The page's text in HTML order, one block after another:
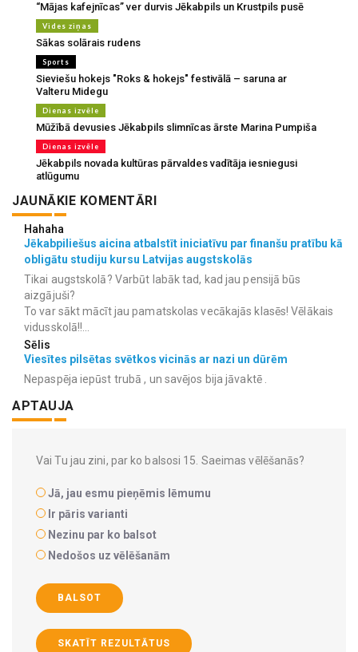
“Mājas kafejnīcas” ver durvis Jēkabpils un Krustpils pusē
Vides ziņas
Sākas solārais rudens
Sports
Sieviešu hokejs "Roks & hokejs" festivālā – saruna ar
Valteru Midegu
Dienas izvēle
Mūžībā devusies Jēkabpils slimnīcas ārste Marina Pumpiša
Dienas izvēle
Jēkabpils novada kultūras pārvaldes vadītāja iesniegusi
atlūgumu
JAUNĀKIE KOMENTĀRI
Hahaha
Jēkabpiliešus aicina atbalstīt iniciatīvu par finanšu pratību kā
obligātu studiju kursu Latvijas augstskolās
Tikai augstskolā? Varbūt labāk tad, kad jau pensijā būs
aizgājuši?
To var sākt mācīt jau pamatskolas vecākajās klasēs! Vēlākais
vidusskolā!!...
Sēlis
Viesītes pilsētas svētkos vicinās ar nazi un dūrēm
Nepaspēja iepūst trubā , un savējos bija jāvaktē .
APTAUJA
Vai Tu jau zini, par ko balsosi 15. Saeimas vēlēšanās?
Jā, jau esmu pieņēmis lēmumu
Ir pāris varianti
Nezinu par ko balsot
Nedošos uz vēlēšanām
BALSOT
SKATĪT REZULTĀTUS